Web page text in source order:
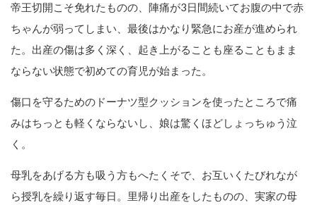
帝王切開こそ免れたものの、陣痛が3日間続いてお腹の中で赤
ちゃんが弱ってしまい、最後はかなり緊急にお産が進められ
た。出産の傷は多く深く、起き上がることも座ることもまま
ならない状態で初めての育児が始まった。
傷口を守るためのドーナツ型クッションを使ったところで痛
みはちっとも軽くならないし、娘は驚くほどしょっちゅう泣
く。
母乳をあげる方も吸う方もへたくそで、お互いくたびれなが
ら授乳を繰り返す毎日。里帰り出産をしたものの、実家の母